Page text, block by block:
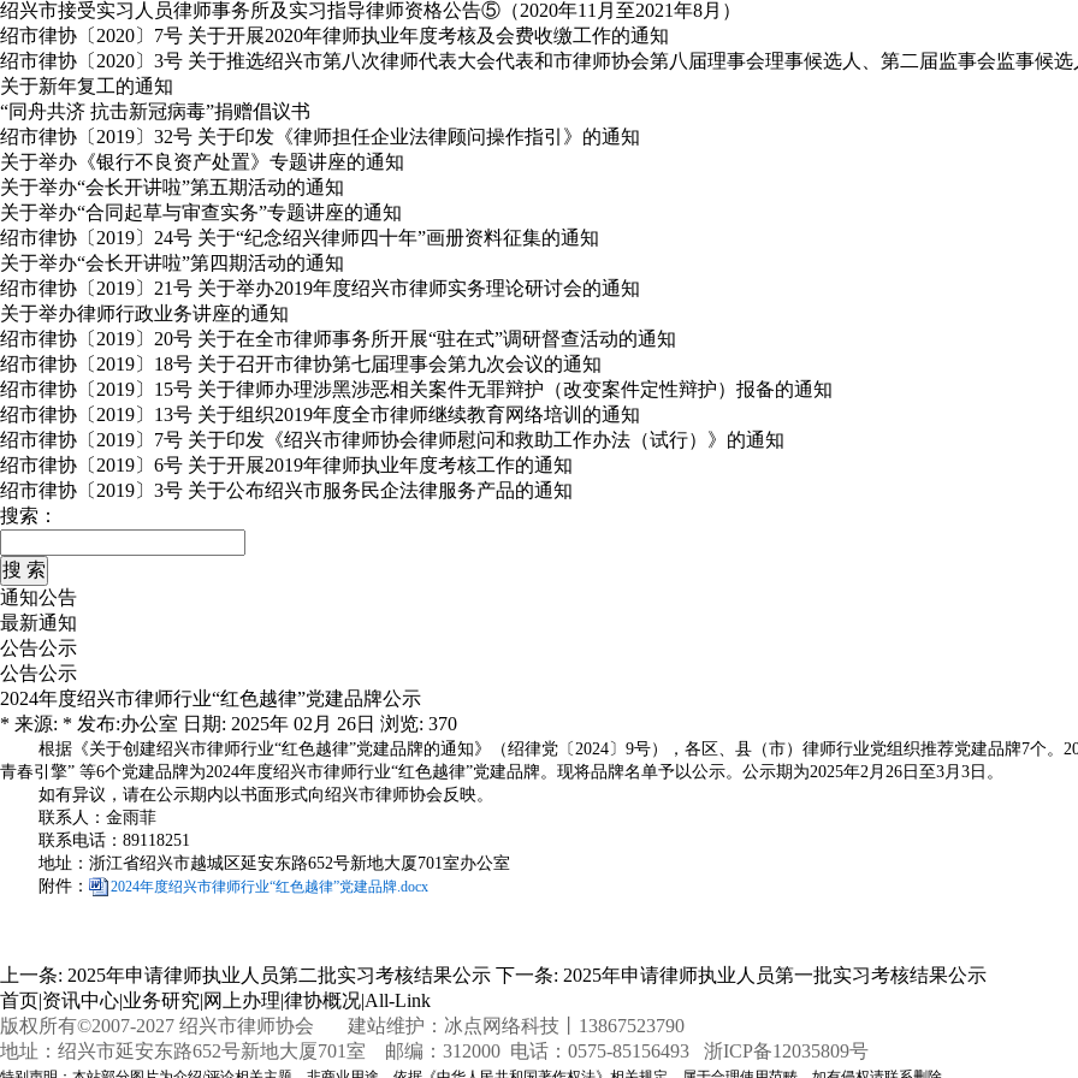
绍兴市接受实习人员律师事务所及实习指导律师资格公告⑤（2020年11月至2021年8月）
绍市律协〔2020〕7号 关于开展2020年律师执业年度考核及会费收缴工作的通知
绍市律协〔2020〕3号 关于推选绍兴市第八次律师代表大会代表和市律师协会第八届理事会理事候选人、第二届监事会监事候
关于新年复工的通知
“同舟共济 抗击新冠病毒”捐赠倡议书
绍市律协〔2019〕32号 关于印发《律师担任企业法律顾问操作指引》的通知
关于举办《银行不良资产处置》专题讲座的通知
关于举办“会长开讲啦”第五期活动的通知
关于举办“合同起草与审查实务”专题讲座的通知
绍市律协〔2019〕24号 关于“纪念绍兴律师四十年”画册资料征集的通知
关于举办“会长开讲啦”第四期活动的通知
绍市律协〔2019〕21号 关于举办2019年度绍兴市律师实务理论研讨会的通知
关于举办律师行政业务讲座的通知
绍市律协〔2019〕20号 关于在全市律师事务所开展“驻在式”调研督查活动的通知
绍市律协〔2019〕18号 关于召开市律协第七届理事会第九次会议的通知
绍市律协〔2019〕15号 关于律师办理涉黑涉恶相关案件无罪辩护（改变案件定性辩护）报备的通知
绍市律协〔2019〕13号 关于组织2019年度全市律师继续教育网络培训的通知
绍市律协〔2019〕7号 关于印发《绍兴市律师协会律师慰问和救助工作办法（试行）》的通知
绍市律协〔2019〕6号 关于开展2019年律师执业年度考核工作的通知
绍市律协〔2019〕3号 关于公布绍兴市服务民企法律服务产品的通知
搜索：
通知公告
最新通知
公告公示
公告公示
2024年度绍兴市律师行业“红色越律”党建品牌公示
* 来源: * 发布:办公室 日期: 2025年 02月 26日 浏览: 370
根据《关于创建绍兴市律师行业“红色越律”党建品牌的通知》（绍律党〔2024〕9号），各区、县（市）律师行业党组织推荐党建品牌7个。
青春引擎” 等6个党建品牌为2024年度绍兴市律师行业“红色越律”党建品牌。现将品牌名单予以公示。公示期为2025年2月26日至3月3日。
如有异议，请在公示期内以书面形式向绍兴市律师协会反映。
联系人：金雨菲
联系电话：89118251
地址：浙江省绍兴市越城区延安东路652号新地大厦701室办公室
附件：
2024年度绍兴市律师行业“红色越律”党建品牌.docx
上一条: 2025年申请律师执业人员第二批实习考核结果公示 下一条: 2025年申请律师执业人员第一批实习考核结果公示
首页|资讯中心|业务研究|网上办理|律协概况|All-Link
版权所有©2007-2027 绍兴市律师协会 建站维护：冰点网络科技丨13867523790
地址：绍兴市延安东路652号新地大厦701室 邮编：312000 电话：0575-85156493 浙ICP备12035809号